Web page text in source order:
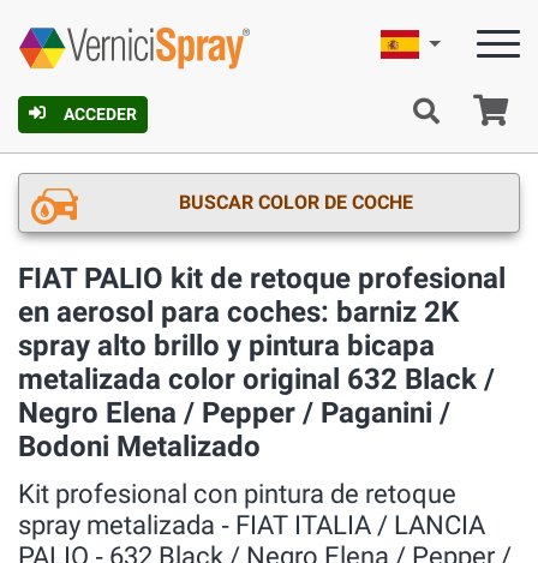
ACCEDER
Español
BUSCAR COLOR DE COCHE
FIAT PALIO kit de retoque profesional
en aerosol para coches: barniz 2K
spray alto brillo y pintura bicapa
metalizada color original 632 Black /
Negro Elena / Pepper / Paganini /
Bodoni Metalizado
Kit profesional con pintura de retoque
spray metalizada ‐ FIAT ITALIA / LANCIA
PALIO ‐ 632 Black / Negro Elena / Pepper /